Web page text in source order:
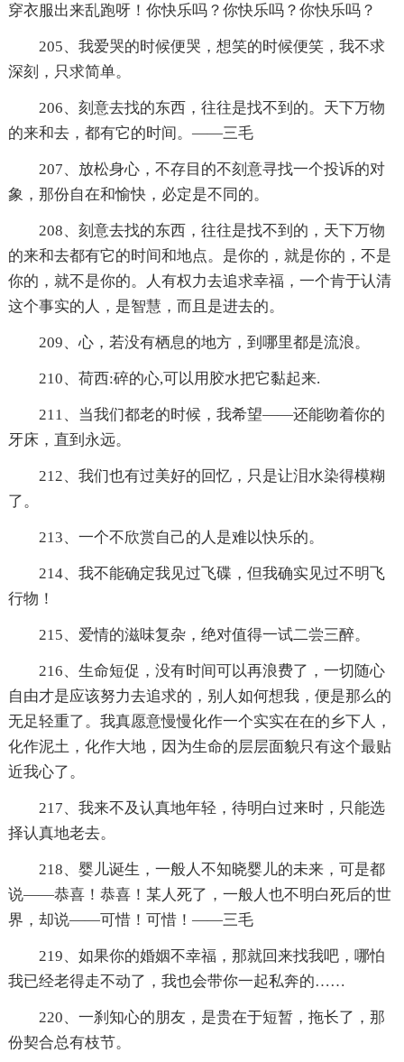
穿衣服出来乱跑呀！你快乐吗？你快乐吗？你快乐吗？
205、我爱哭的时候便哭，想笑的时候便笑，我不求
深刻，只求简单。
206、刻意去找的东西，往往是找不到的。天下万物
的来和去，都有它的时间。——三毛
207、放松身心，不存目的不刻意寻找一个投诉的对
象，那份自在和愉快，必定是不同的。
208、刻意去找的东西，往往是找不到的，天下万物
的来和去都有它的时间和地点。是你的，就是你的，不是
你的，就不是你的。人有权力去追求幸福，一个肯于认清
这个事实的人，是智慧，而且是进去的。
209、心，若没有栖息的地方，到哪里都是流浪。
210、荷西:碎的心,可以用胶水把它黏起来.
211、当我们都老的时候，我希望——还能吻着你的
牙床，直到永远。
212、我们也有过美好的回忆，只是让泪水染得模糊
了。
213、一个不欣赏自己的人是难以快乐的。
214、我不能确定我见过飞碟，但我确实见过不明飞
行物！
215、爱情的滋味复杂，绝对值得一试二尝三醉。
216、生命短促，没有时间可以再浪费了，一切随心
自由才是应该努力去追求的，别人如何想我，便是那么的
无足轻重了。我真愿意慢慢化作一个实实在在的乡下人，
化作泥土，化作大地，因为生命的层层面貌只有这个最贴
近我心了。
217、我来不及认真地年轻，待明白过来时，只能选
择认真地老去。
218、婴儿诞生，一般人不知晓婴儿的未来，可是都
说——恭喜！恭喜！某人死了，一般人也不明白死后的世
界，却说——可惜！可惜！——三毛
219、如果你的婚姻不幸福，那就回来找我吧，哪怕
我已经老得走不动了，我也会带你一起私奔的……
220、一刹知心的朋友，是贵在于短暂，拖长了，那
份契合总有枝节。